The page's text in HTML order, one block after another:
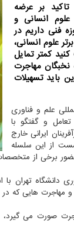
بر عرضه
انسانی و
فنی داریم در
علوم انسانی،
کمتر تمایل
نخبگان مهاجرت
باید تسهیلات
علم و فناوری
و گفتگو با
ایرانی خارج
از این سلسله
برخی از
دانشگاه تهران
هایی که در
صورت می گیرد،